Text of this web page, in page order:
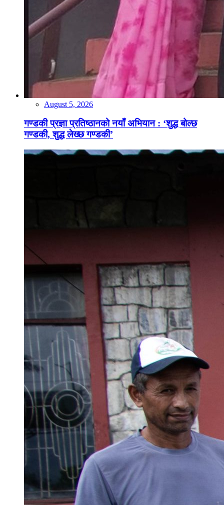
August 5, 2026
गण्डकी प्रज्ञा प्रतिष्ठानको नयाँ अभियान : ‘शुद्ध बोल्छ
गण्डकी, शुद्ध लेख्छ गण्डकी’